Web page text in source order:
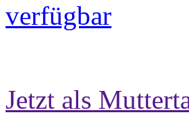
Jetzt als